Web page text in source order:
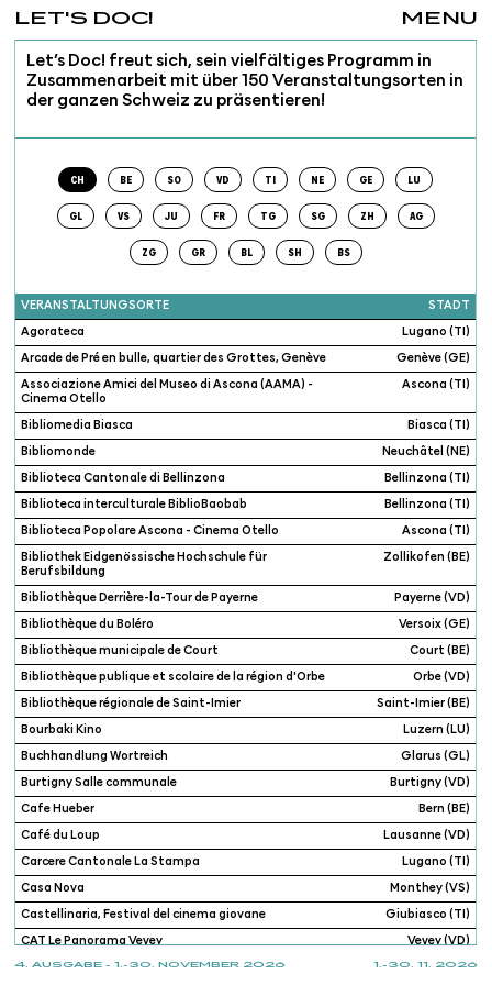
1.-30. 11. 2026
4. AUSGABE - 1.-30. NOVEMBER 2026
MENU
LET'S DOC!
Let’s Doc! freut sich, sein vielfältiges Programm in
Zusammenarbeit mit über 150 Veranstaltungsorten in
der ganzen Schweiz zu präsentieren!
CH BE SO VD TI NE GE LU
GL VS JU FR TG SG ZH AG
ZG GR BL SH BS
VERANSTALTUNGSORTE STADT
Agorateca Lugano (TI)
Arcade de Pré en bulle, quartier des Grottes, Genève Genève (GE)
Associazione Amici del Museo di Ascona (AAMA) -
Cinema Otello
Ascona (TI)
Bibliomedia Biasca Biasca (TI)
Bibliomonde Neuchâtel (NE)
Biblioteca Cantonale di Bellinzona Bellinzona (TI)
Biblioteca interculturale BiblioBaobab Bellinzona (TI)
Biblioteca Popolare Ascona - Cinema Otello Ascona (TI)
Bibliothek Eidgenössische Hochschule für
Berufsbildung
Zollikofen (BE)
Bibliothèque Derrière-la-Tour de Payerne Payerne (VD)
Bibliothèque du Boléro Versoix (GE)
Bibliothèque municipale de Court Court (BE)
Bibliothèque publique et scolaire de la région d'Orbe Orbe (VD)
Bibliothèque régionale de Saint-Imier Saint-Imier (BE)
Bourbaki Kino Luzern (LU)
Buchhandlung Wortreich Glarus (GL)
Burtigny Salle communale Burtigny (VD)
Cafe Hueber Bern (BE)
Café du Loup Lausanne (VD)
Carcere Cantonale La Stampa Lugano (TI)
Casa Nova Monthey (VS)
Castellinaria, Festival del cinema giovane Giubiasco (TI)
CAT Le Panorama Vevey Vevey (VD)
Centre de Rencontre et d'Animation Renens (VD)